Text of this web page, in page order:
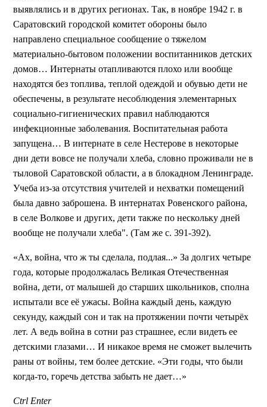
выявлялись и в других регионах. Так, в ноябре 1942 г. в
Саратовский городской комитет обороны было
направлено специальное сообщение о тяжелом
материально-бытовом положении воспитанников детских
домов… Интернаты отапливаются плохо или вообще
находятся без топлива, теплой одеждой и обувью дети не
обеспечены, в результате несоблюдения элементарных
социально-гигиенических правил наблюдаются
инфекционные заболевания. Воспитательная работа
запущена… В интернате в селе Нестерове в некоторые
дни дети вовсе не получали хлеба, словно проживали не в
тыловой Саратовской области, а в блокадном Ленинграде.
Учеба из-за отсутствия учителей и нехватки помещений
была давно заброшена. В интернатах Ровенского района,
в селе Волкове и других, дети также по нескольку дней
вообще не получали хлеба". (Там же с. 391-392).
«Ах, война, что ж ты сделала, подлая...» За долгих четыре
года, которые продолжалась Великая Отечественная
война, дети, от малышей до старших школьников, сполна
испытали все её ужасы. Война каждый день, каждую
секунду, каждый сон и так на протяжении почти четырёх
лет. А ведь война в сотни раз страшнее, если видеть ее
детскими глазами… И никакое время не сможет вылечить
раны от войны, тем более детские. «Эти годы, что были
когда-то, горечь детства забыть не дает…»
Ctrl Enter